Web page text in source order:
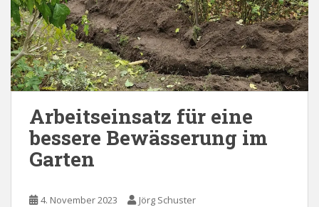
Arbeitseinsatz für eine
bessere Bewässerung im
Garten
4. November 2023 Jörg Schuster